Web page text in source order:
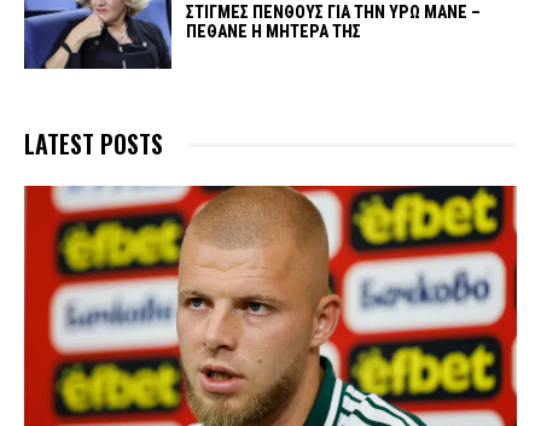
ΣΤΙΓΜΕΣ ΠΕΝΘΟΥΣ ΓΙΑ ΤΗΝ ΥΡΩ ΜΑΝΕ –
ΠΕΘΑΝΕ Η ΜΗΤΕΡΑ ΤΗΣ
LATEST POSTS